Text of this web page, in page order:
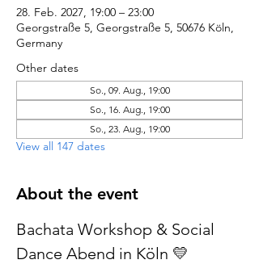
28. Feb. 2027, 19:00 – 23:00
Georgstraße 5, Georgstraße 5, 50676 Köln,
Germany
Other dates
So., 09. Aug., 19:00
So., 16. Aug., 19:00
So., 23. Aug., 19:00
View all 147 dates
About the event
Bachata Workshop & Social
Dance Abend in Köln 💛